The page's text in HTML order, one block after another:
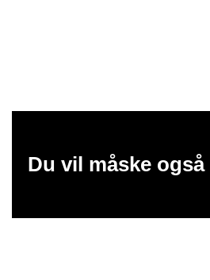
Du vil måske